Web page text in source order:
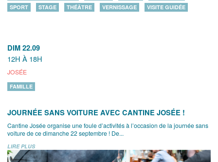
SPORT
STAGE THÉÂTRE VERNISSAGE VISITE GUIDÉE
DIM 22.09
12H À 18H
JOSÉE
FAMILLE
JOURNÉE SANS VOITURE AVEC CANTINE JOSÉE !
Cantine Josée organise une foule d’activités à l’occasion de la journée sans
voiture de ce dimanche 22 septembre ! De...
LIRE PLUS